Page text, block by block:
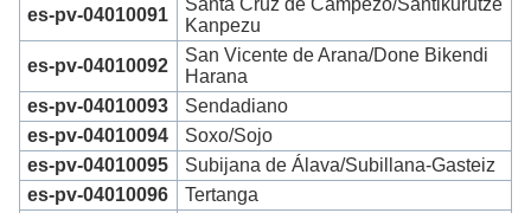
es-pv-04010091
Santa Cruz de Campezo/Santikurutze
Kanpezu
es-pv-04010092
San Vicente de Arana/Done Bikendi
Harana
es-pv-04010093
Sendadiano
es-pv-04010094
Soxo/Sojo
es-pv-04010095
Subijana de Álava/Subillana-Gasteiz
es-pv-04010096
Tertanga